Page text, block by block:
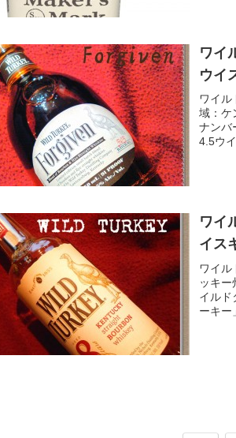
ワイ
ウイ
ワイ
域：ケ
ナンバ
4.5ウ
ワイ
イス
ワイル
ッキー
イルド
ーキー